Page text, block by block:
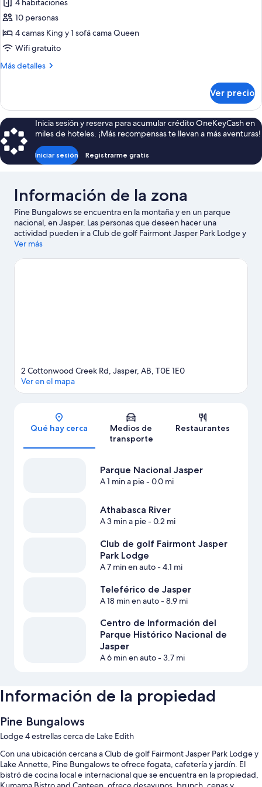
fotos
de
Chalet
4 habitaciones
10 personas
4 camas King y 1 sofá cama Queen
Wifi gratuito
Más detalles
Más
Ver precio
Inicia sesión y reserva para acumular crédito OneKeyCash en
miles de hoteles. ¡Más recompensas te llevan a más aventuras!
Iniciar sesión Registrarme gratis
Información de la zona
Pine Bungalows se encuentra en la montaña y en un parque
nacional, en Jasper. Las personas que deseen hacer una
actividad pueden ir a Club de golf Fairmont Jasper Park Lodge y
Teleférico de Jasper, mientras que quienes quieran apreciar la
Edith. También puedes darte una vuelta por Cañon del Maligne
Ver más
Sección del mapa
2 Cottonwood Creek Rd, Jasper, AB, T0E 1E0
Ver en el mapa
Qué hay cerca
Medios de
transporte
Restaurantes
Parque Nacional Jasper
A 1 min a pie- 0.0 mi
Athabasca River
A 3 min a pie- 0.2 mi
Club de golf Fairmont Jasper
Park Lodge
A 7 min en auto- 4.1 mi
Teleférico de Jasper
A 18 min en auto- 8.9 mi
Centro de Información del
Parque Histórico Nacional de
Jasper
A 6 min en auto- 3.7 mi
Información de la propiedad
Pine Bungalows
Lodge 4 estrellas cerca de Lake Edith
Con una ubicación cercana a Club de golf Fairmont Jasper Park Lodge y
Lake Annette, Pine Bungalows te ofrece fogata, cafetería y jardín. El
bistró de cocina local e internacional que se encuentra en la propiedad,